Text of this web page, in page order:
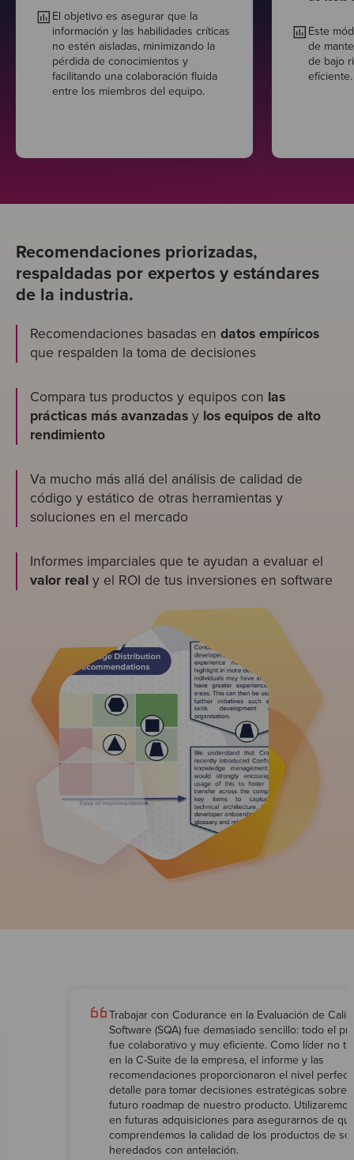
El objetivo es asegurar que la
información y las habilidades críticas
no estén aisladas, minimizando la
pérdida de conocimientos y
facilitando una colaboración fluida
entre los miembros del equipo.
Este
de
de bajo
eficiente.
Recomendaciones priorizadas,
respaldadas por expertos y estándares
de la industria.
Recomendaciones basadas en datos empíricos
que respalden la toma de decisiones
Compara tus productos y equipos con las
prácticas más avanzadas y los equipos de alto
rendimiento
Va mucho más allá del análisis de calidad de
código y estático de otras herramientas y
soluciones en el mercado
Informes imparciales que te ayudan a evaluar el
valor real y el ROI de tus inversiones en software
Trabajar con Codurance en la Evaluación de
Software (SQA) fue demasiado sencillo: todo el
fue colaborativo y muy eficiente. Como líder no
en la C-Suite de la empresa, el informe y las
recomendaciones proporcionaron el nivel
detalle para tomar decisiones estratégicas sobre
futuro roadmap de nuestro producto.
en futuras adquisiciones para asegurarnos de
comprendemos la calidad de los productos de
heredados con antelación.